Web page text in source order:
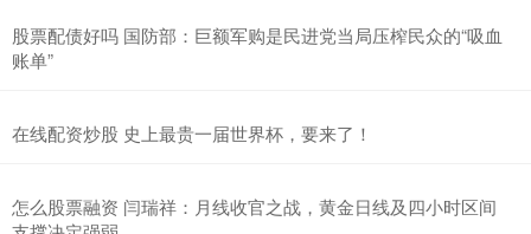
股票配债好吗 国防部：巨额军购是民进党当局压榨民众的“吸血
账单”
在线配资炒股 史上最贵一届世界杯，要来了！
怎么股票融资 闫瑞祥：月线收官之战，黄金日线及四小时区间